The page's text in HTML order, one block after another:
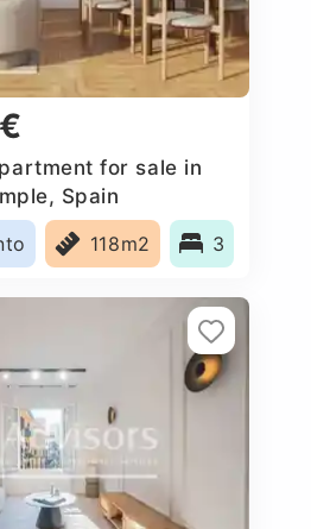
for sale in
Spain
118m2 3